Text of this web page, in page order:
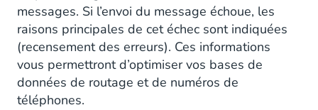
messages. Si l’envoi du message échoue, les
raisons principales de cet échec sont indiquées
(recensement des erreurs). Ces informations
vous permettront d’optimiser vos bases de
données de routage et de numéros de
téléphones.